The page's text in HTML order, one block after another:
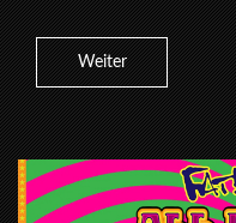
Weiter